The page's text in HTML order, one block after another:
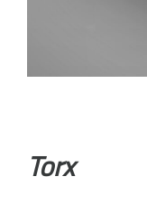
Torx